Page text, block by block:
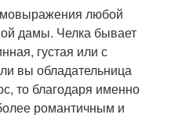
любой
дамы. Челка бывает
густая или с
вы обладательница
то благодаря именно
романтичным и